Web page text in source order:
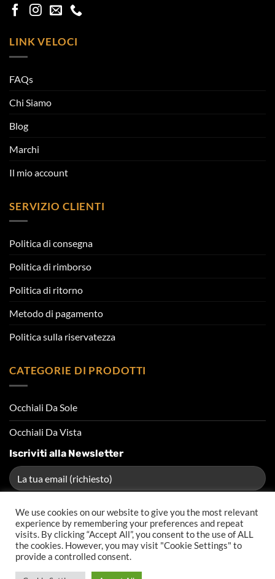
LINK VELOCI
FAQs
Chi Siamo
Blog
Marchi
Il mio account
SERVIZIO CLIENTI
Politica di consegna
Politica di rimborso
Politica di ritorno
Metodo di pagamento
Politica sulla riservatezza
CATEGORIE DI PRODOTTI
Occhiali Da Sole
Occhiali Da Vista
Iscriviti alla Newsletter
FAQS BLOG
We use cookies on our website to give you the most relevant
experience by remembering your preferences and repeat
visits. By clicking “Accept All”, you consent to the use of ALL
the cookies. However, you may visit "Cookie Settings" to
provide a controlled consent.